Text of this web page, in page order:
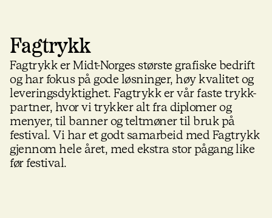
Fagtrykk
Fagtrykk er Midt-Norges største grafiske bedrift
og har fokus på gode løsninger, høy kvalitet og
leveringsdyktighet. Fagtrykk er vår faste trykk-
partner, hvor vi trykker alt fra diplomer og
menyer, til banner og teltmøner til bruk på
festival. Vi har et godt samarbeid med Fagtrykk
gjennom hele året, med ekstra stor pågang like
før festival.